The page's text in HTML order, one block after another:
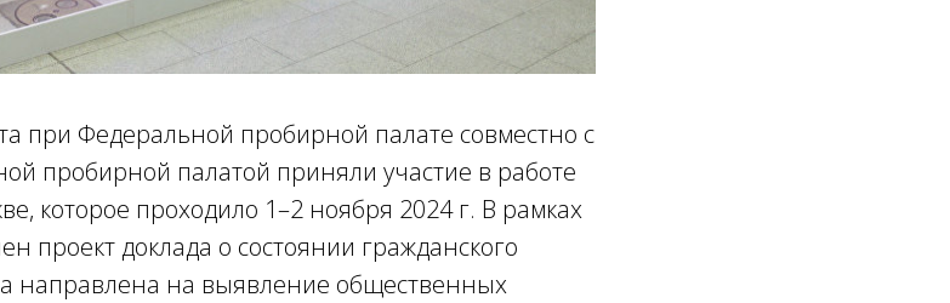
при Федеральной пробирной палате совместно с
пробирной палатой приняли участие в работе
которое проходило 1–2 ноября 2024 г. В рамках
проект доклада о состоянии гражданского
направлена на выявление общественных